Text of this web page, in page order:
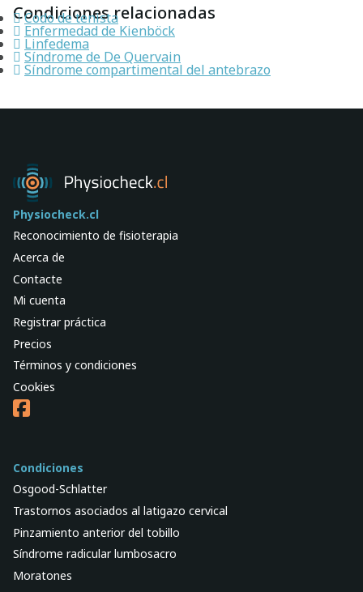
Condiciones relacionadas
Codo de tenista
Enfermedad de Kienböck
Linfedema
Síndrome de De Quervain
Síndrome compartimental del antebrazo
Physiocheck.cl
Reconocimiento de fisioterapia
Acerca de
Contacte
Mi cuenta
Registrar práctica
Precios
Términos y condiciones
Cookies
Condiciones
Osgood-Schlatter
Trastornos asociados al latigazo cervical
Pinzamiento anterior del tobillo
Síndrome radicular lumbosacro
Moratones